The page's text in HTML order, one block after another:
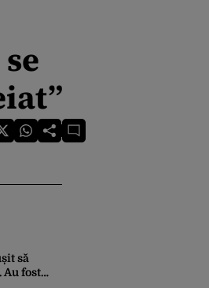
să
Au fost